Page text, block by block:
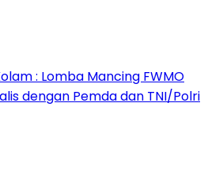
: Lomba Mancing FWMO
dengan Pemda dan TNI/Polri